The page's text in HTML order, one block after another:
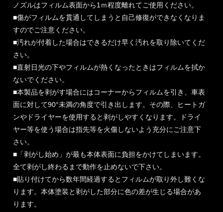
ノズルはフィルム表面から1ｍ程度離れてご使用ください。
■傷がフィルムを貫通してしまうと自己修復ができなくなりま
すのでご注意ください。
■汚れが付着した場合はできるだけ早く汚れを取り除いてくだ
さい。
■直射日光の下やフィルムが熱くなったときはフィルムを拭か
ないでください。
■本製品を剥がす場合にはコーナーからフィルムを引き、車表
面に対して90°未満の角度で引き出します。その際、ヒートガ
ンやドライヤーを使用すると剥がしやすくなります。ドライ
ヤー等を使う場合は指先等を火傷しないよう充分にご注意下
さい。
■「剥がし始め」が最も本体表面に負担をかけてしまいます。
全て剥がし終わるまで動作を止めないで下さい。
■貼り付けてから数年間経過するとフィルムが取り外し難くな
ります。本体塗装と剥がした部分に色の差が生じる場合があ
ります。